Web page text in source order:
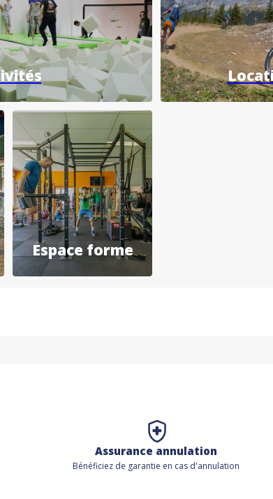
Espace forme
Assurance annulation
Bénéficiez de garantie en cas d'annulation